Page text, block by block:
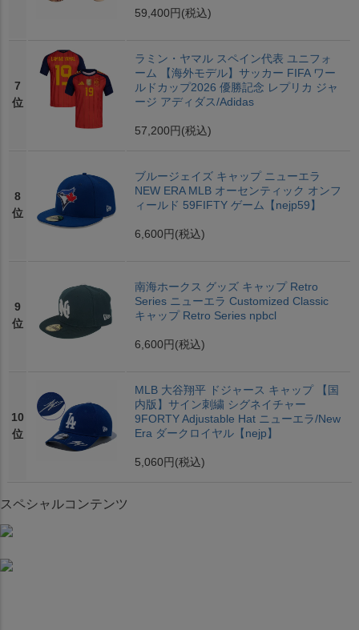
59,400円 (税込)
7
位
ラミン・ヤマル スペイン代表 ユニフォ
ーム 【海外モデル】サッカー FIFA ワー
ルドカップ2026 優勝記念 レプリカ ジャ
ージ アディダス/Adidas
57,200円 (税込)
8
位
ブルージェイズ キャップ ニューエラ
NEW ERA MLB オーセンティック オンフ
ィールド 59FIFTY ゲーム【nejp59】
6,600円 (税込)
9
位
南海ホークス グッズ キャップ Retro
Series ニューエラ Customized Classic
キャップ Retro Series npbcl
6,600円 (税込)
10
位
MLB 大谷翔平 ドジャース キャップ 【国
内版】サイン刺繍 シグネイチャー
9FORTY Adjustable Hat ニューエラ/New
Era ダークロイヤル【nejp】
5,060円 (税込)
スペシャルコンテンツ